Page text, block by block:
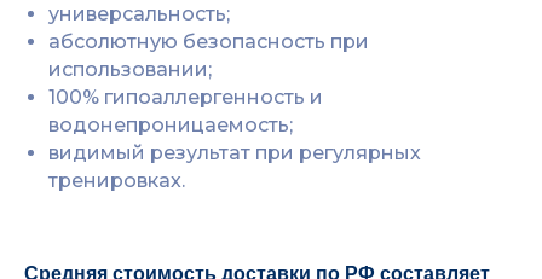
универсальность;
абсолютную безопасность при
использовании;
100% гипоаллергенность и
водонепроницаемость;
видимый результат при регулярных
тренировках.
Средняя стоимость доставки по РФ составляет